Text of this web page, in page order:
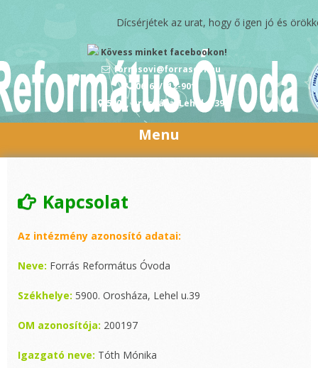
Dícsérjétek az urat, hogy ő igen jó és
Kövess minket facebookon!
forrasovi@forrasovi.hu
06-68/412-901
5900, Orosháza, Lehel u.39
Menu
Kapcsolat
Az intézmény azonosító adatai:
Neve: Forrás Református Óvoda
Székhelye: 5900. Orosháza, Lehel u.39
OM azonosítója: 200197
Igazgató neve: Tóth Mónika